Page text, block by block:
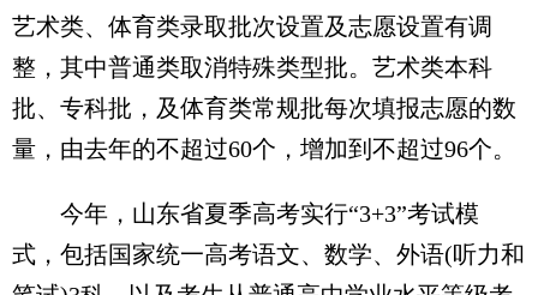
艺术类、体育类录取批次设置及志愿设置有调
整，其中普通类取消特殊类型批。艺术类本科
批、专科批，及体育类常规批每次填报志愿的数
量，由去年的不超过60个，增加到不超过96个。
今年，山东省夏季高考实行“3+3”考试模
式，包括国家统一高考语文、数学、外语(听力和